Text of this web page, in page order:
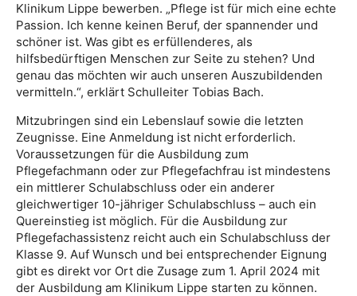
Klinikum Lippe bewerben. „Pflege ist für mich eine echte
Passion. Ich kenne keinen Beruf, der spannender und
schöner ist. Was gibt es erfüllenderes, als
hilfsbedürftigen Menschen zur Seite zu stehen? Und
genau das möchten wir auch unseren Auszubildenden
vermitteln.“, erklärt Schulleiter Tobias Bach.
Mitzubringen sind ein Lebenslauf sowie die letzten
Zeugnisse. Eine Anmeldung ist nicht erforderlich.
Voraussetzungen für die Ausbildung zum
Pflegefachmann oder zur Pflegefachfrau ist mindestens
ein mittlerer Schulabschluss oder ein anderer
gleichwertiger 10-jähriger Schulabschluss – auch ein
Quereinstieg ist möglich. Für die Ausbildung zur
Pflegefachassistenz reicht auch ein Schulabschluss der
Klasse 9. Auf Wunsch und bei entsprechender Eignung
gibt es direkt vor Ort die Zusage zum 1. April 2024 mit
der Ausbildung am Klinikum Lippe starten zu können.